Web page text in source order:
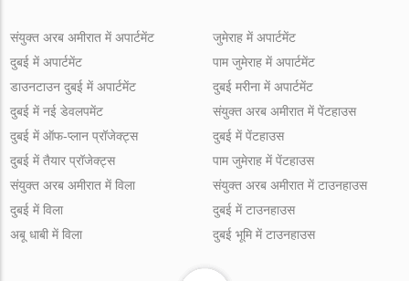
संयुक्त अरब अमीरात में अपार्टमेंट
दुबई में अपार्टमेंट
डाउनटाउन दुबई में अपार्टमेंट
जुमेराह में अपार्टमेंट
पाम जुमेराह में अपार्टमेंट
दुबई मरीना में अपार्टमेंट
दुबई में नई डेवलपमेंट
दुबई में ऑफ-प्लान प्रॉजेक्ट्स
दुबई में तैयार प्रॉजेक्ट्स
संयुक्त अरब अमीरात में पेंटहाउस
दुबई में पेंटहाउस
पाम जुमेराह में पेंटहाउस
संयुक्त अरब अमीरात में विला
दुबई में विला
अबू धाबी में विला
संयुक्त अरब अमीरात में टाउनहाउस
दुबई में टाउनहाउस
दुबई भूमि में टाउनहाउस